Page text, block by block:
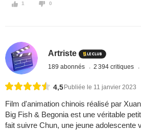
1 0
Artriste
189 abonnés 2 394 critiques
4,5 Publiée le 11 janvier 2023
Film d'animation chinois réalisé par
Big Fish & Begonia est une véritable
fait suivre Chun, une jeune adolescente